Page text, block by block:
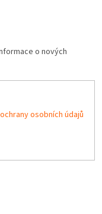
o nových
osobních údajů